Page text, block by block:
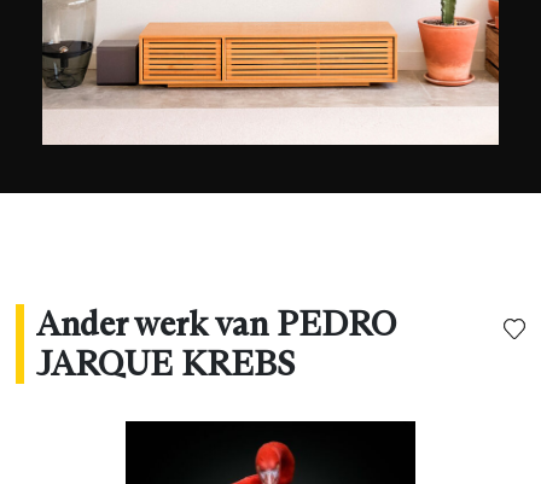
wilde dieren die hij fotografeert in
natuurreservaten, meerdere prijzen, zoals de
Sony World Photography Awards, de Photo
Prize (PX3), de Moscow International Foto
Ander werk van PEDRO
JARQUE KREBS